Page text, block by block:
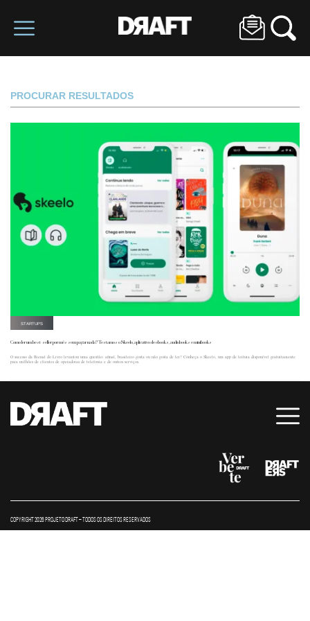
PROCURAR RESULTADOS
STARTUPS
Como ler um best-seller por mês sem pagar nada? Testamos o Skeelo, aplicativo de ebooks, audiobooks e minibooks
O sucesso da Bienal do Livro levantou uma questão: afinal, brasileiro gosta ou não gosta de ler? Conheça o Skeelo, um app de leitura disponível gratuitamente
para milhões de clientes de operadoras de telefonia e de outros serviços.
COPYRIGHT 2026 PROJETO DRAFT – TODOS OS DIREITOS RESERVADOS